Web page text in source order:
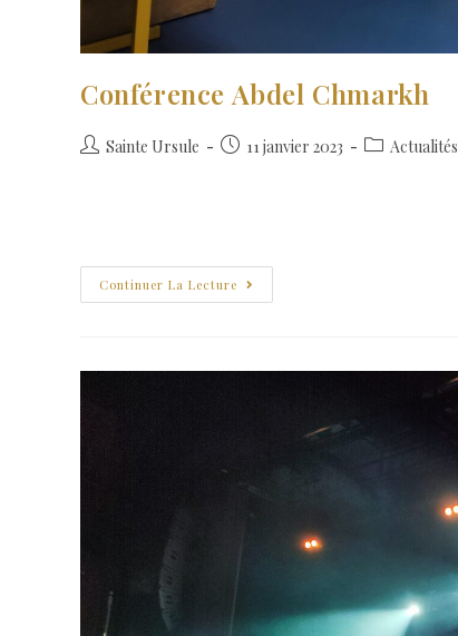
Conférence Abdel Chmarkh
Sainte Ursule 11 janvier 2023 Actualités
Continuer La Lecture